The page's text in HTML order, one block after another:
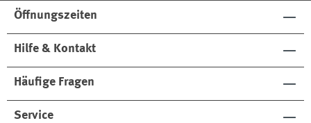
Öffnungszeiten
Hilfe & Kontakt
Häufige Fragen
Service